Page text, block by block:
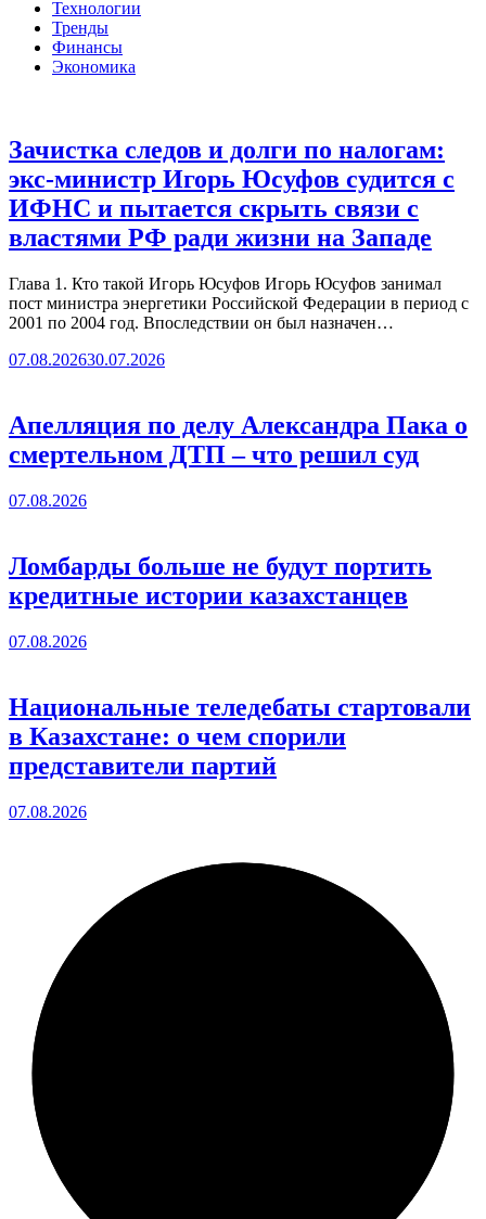
Технологии
Тренды
Финансы
Экономика
Зачистка следов и долги по налогам:
экс-министр Игорь Юсуфов судится с
ИФНС и пытается скрыть связи с
властями РФ ради жизни на Западе
Глава 1. Кто такой Игорь Юсуфов Игорь Юсуфов занимал
пост министра энергетики Российской Федерации в период с
2001 по 2004 год. Впоследствии он был назначен…
07.08.202630.07.2026
Апелляция по делу Александра Пака о
смертельном ДТП – что решил суд
07.08.2026
Ломбарды больше не будут портить
кредитные истории казахстанцев
07.08.2026
Национальные теледебаты стартовали
в Казахстане: о чем спорили
представители партий
07.08.2026